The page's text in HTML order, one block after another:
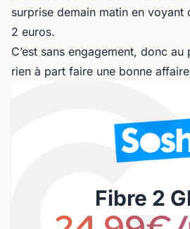
surprise demain matin en voyant
2 euros.
C’est sans engagement, donc
rien à part faire une bonne
Fibre 2